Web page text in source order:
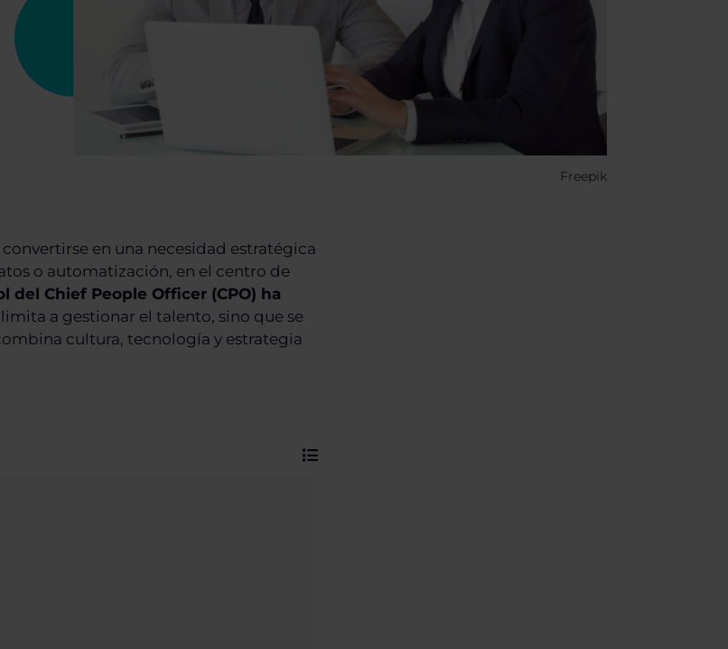
Freepik
en una necesidad estratégica
o automatización, en el centro de
del Chief People Officer (CPO) ha
limita a gestionar el talento, sino que se
cultura, tecnología y estrategia